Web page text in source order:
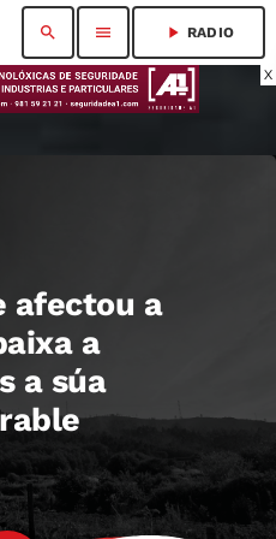
X
search menu play_arrow RADIO
afectou a
a
a súa